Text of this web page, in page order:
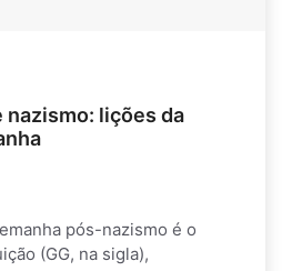
lições da
pós-nazismo é o
(GG, na sigla),